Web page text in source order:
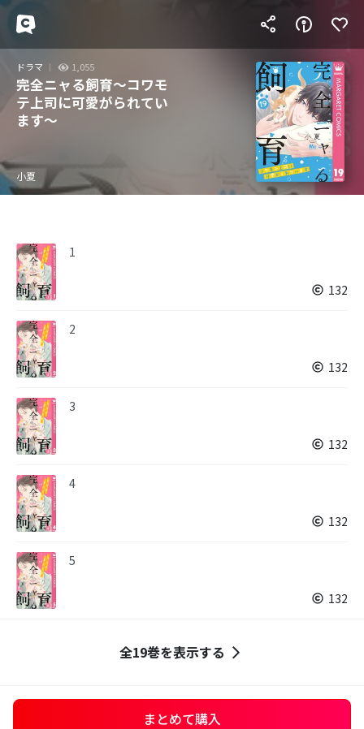
ドラマ 1,055
完全ニャる飼育～コワモ
テ上司に可愛がられてい
ます～
小夏
1
132
2
132
3
132
4
132
5
132
全19巻を表示する
まとめて購入